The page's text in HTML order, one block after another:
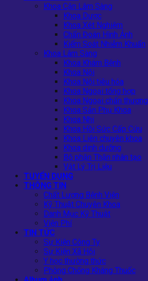
Khoa Cận Lâm Sàng
Khoa Dược
Khoa Xét Nghiệm
Chẩn Đoán Hình Ảnh
Kiểm Soát Nhiễm Khuẩn
Khoa Lâm Sàng
Khoa Khám Bệnh
Khoa Nội
Khoa Nội tiêu hóa
Khoa Ngoại tổng hợp
Khoa Ngoại chấn thương
Khoa Sản Phụ Khoa
Khoa Nhi
Khoa Hồi Sức Cấp Cứu
Khoa Liên chuyên khoa
Khoa dinh dưỡng
Bộ phận Thận nhân tạo
Vật Lý Trị Liệu
TUYỂN DỤNG
THÔNG TIN
Chất Lượng Bệnh Viện
Kỹ Thuật Chuyên Khoa
Danh Mục Kỹ Thuật
Viện Phí
TIN TỨC
Sự Kiện Công Ty
Sự Kiện Xã Hội
Y học thường thức
Phòng Chống Kháng Thuốc